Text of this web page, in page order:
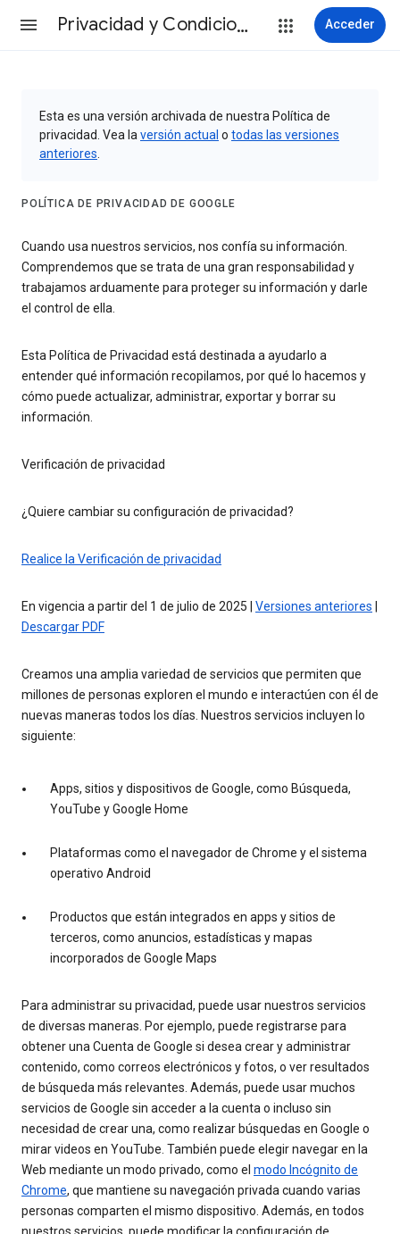
Privacidad y Condiciones Acceder
Esta es una versión archivada de nuestra Política de
privacidad. Vea la versión actual o todas las versiones
anteriores
POLÍTICA DE PRIVACIDAD DE GOOGLE
Cuando usa nuestros servicios, nos confía su información.
Comprendemos que se trata de una gran responsabilidad y
trabajamos arduamente para proteger su información y darle
el control de ella.
Esta Política de Privacidad está destinada a ayudarlo a
entender qué información recopilamos, por qué lo hacemos y
cómo puede actualizar, administrar, exportar y borrar su
información.
Verificación de privacidad
¿Quiere cambiar su configuración de privacidad?
Realice la Verificación de privacidad
En vigencia a partir del 1 de julio de 2025 | Versiones anteriores
Descargar PDF
Creamos una amplia variedad de servicios que permiten que
millones de personas exploren el mundo e interactúen con él de
nuevas maneras todos los días. Nuestros servicios incluyen lo
siguiente:
Apps, sitios y dispositivos de Google, como Búsqueda,
YouTube y Google Home
Plataformas como el navegador de Chrome y el sistema
operativo Android
Productos que están integrados en apps y sitios de
terceros, como anuncios, estadísticas y mapas
incorporados de Google Maps
Para administrar su privacidad, puede usar nuestros servicios
de diversas maneras. Por ejemplo, puede registrarse para
obtener una Cuenta de Google si desea crear y administrar
contenido, como correos electrónicos y fotos, o ver resultados
de búsqueda más relevantes. Además, puede usar muchos
servicios de Google sin acceder a la cuenta o incluso sin
necesidad de crear una, como realizar búsquedas en Google o
mirar videos en YouTube. También puede elegir navegar en la
Web mediante un modo privado, como el modo Incógnito de
Chrome, que mantiene su navegación privada cuando varias
personas comparten el mismo dispositivo. Además, en todos